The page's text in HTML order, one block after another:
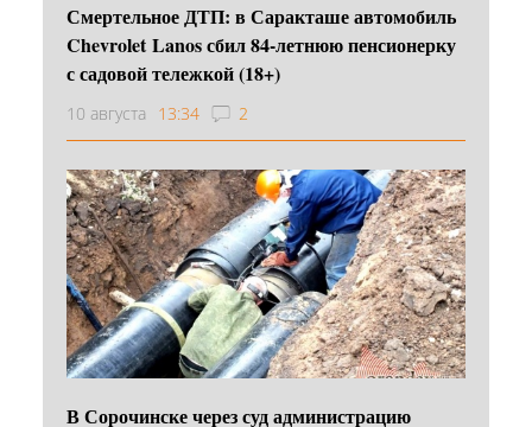
Смертельное ДТП: в Саракташе автомобиль
Chevrolet Lanos сбил 84-летнюю пенсионерку
с садовой тележкой (18+)
10 августа 13:34 2
В Сорочинске через суд администрацию